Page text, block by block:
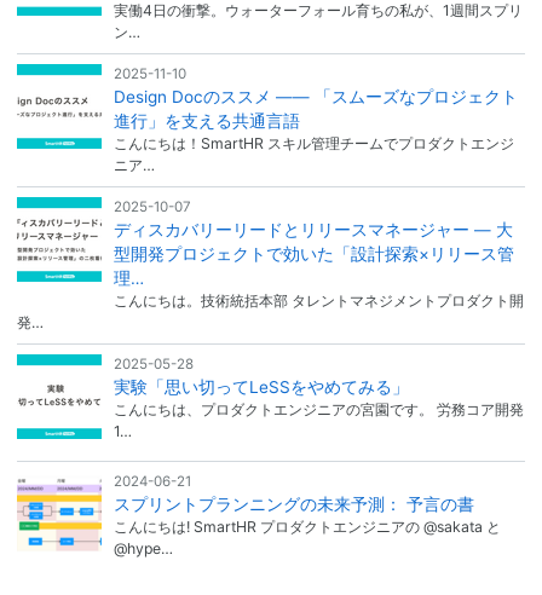
実働4日の衝撃。ウォーターフォール育ちの私が、1週間スプリ
ン…
2025-11-10
Design Docのススメ —— 「スムーズなプロジェクト
進行」を支える共通言語
こんにちは！SmartHR スキル管理チームでプロダクトエンジ
ニア…
2025-10-07
ディスカバリーリードとリリースマネージャー — 大
型開発プロジェクトで効いた「設計探索×リリース管
理…
こんにちは。技術統括本部 タレントマネジメントプロダクト開
発…
2025-05-28
実験「思い切ってLeSSをやめてみる」
こんにちは、プロダクトエンジニアの宮園です。 労務コア開発
1…
2024-06-21
スプリントプランニングの未来予測： 予言の書
こんにちは! SmartHR プロダクトエンジニアの @sakata と
@hype…